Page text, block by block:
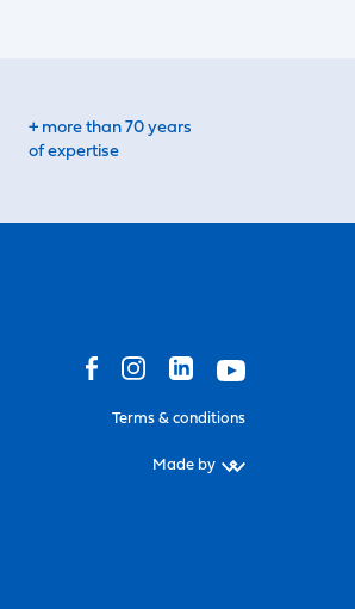
+ more than 70 years
of expertise
Terms & conditions
Made by